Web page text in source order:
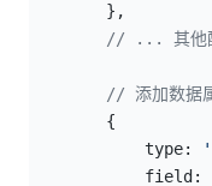
        },
// ... 其他
// 添加数据
        {
            type:
            field: